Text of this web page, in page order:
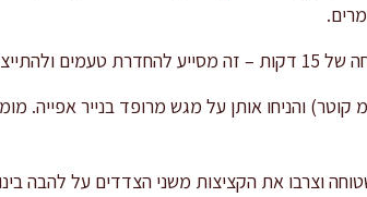
לפני העיצוב.
קציצות בינוניות (כ-4-5 ס"מ קוטר) והניחו אותן על מגש
וצרבו את הקציצות משני הצדדים על להבה